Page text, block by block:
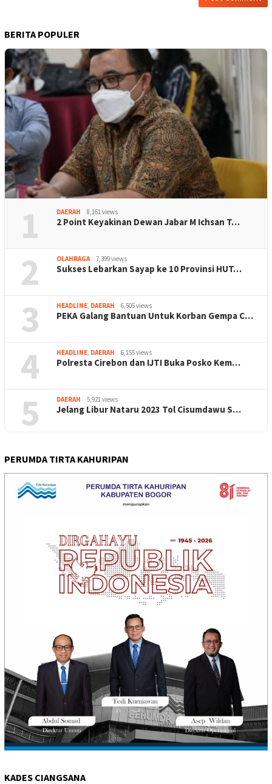
BERITA POPULER
1 DAERAH 8,161 views
2 Point Keyakinan Dewan Jabar M Ichsan T…
2 OLAHRAGA 7,399 views
Sukses Lebarkan Sayap ke 10 Provinsi HUT…
3 HEADLINE DAERAH 6,505 views
PEKA Galang Bantuan Untuk Korban Gempa C…
4 HEADLINE DAERAH 6,155 views
Polresta Cirebon dan IJTI Buka Posko Kem…
5 DAERAH 5,921 views
Jelang Libur Nataru 2023 Tol Cisumdawu S…
PERUMDA TIRTA KAHURIPAN
KADES CIANGSANA